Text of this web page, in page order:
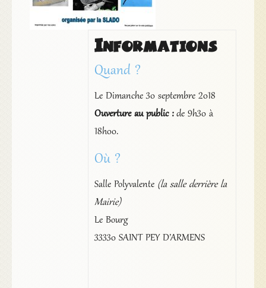
Informations
Quand ?
Le Dimanche 30 septembre 2018
Ouverture au public :de 9h30 à
18h00.
Où ?
Salle Polyvalente (la salle derrière la
Mairie)
Le Bourg
33330 SAINT PEY D’ARMENS